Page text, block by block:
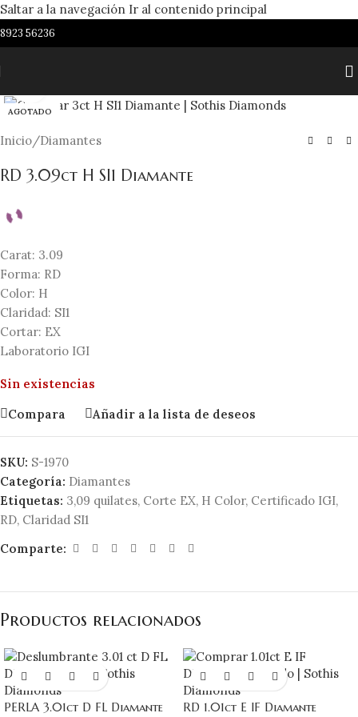
Saltar a la navegación Ir al contenido principal
56236
AGOTADO
Inicio/Diamantes
RD 3.09ct H SI1 Diamante
Carat: 3.09
Forma: RD
Color: H
Claridad: SI1
Cortar: EX
Laboratorio IGI
Sin existencias
Compara
Añadir a la lista de deseos
SKU: S-1970
Categoría: Diamantes
Etiquetas: 3,09 quilates, Corte EX, H Color, Certificado IGI,
RD, Claridad SI1
Comparte:
Productos relacionados
PERLA 3.01ct D FL Diamante RD 1.01ct E IF Diamante